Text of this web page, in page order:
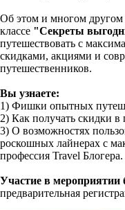
Об этом и многом другом
классе "Секреты
путешествовать с
скидками, акциями и
путешественников.
Вы узнаете:
1) Фишки опытных
2) Как получать скидки
3) О возможностях
роскошных лайнерах с
профессия Travel Блогера.
Участие в мероприятии
предварительная